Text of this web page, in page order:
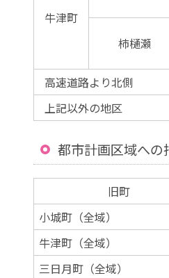
牛津町
柿樋瀬
高速道路より北側
上記以外の地区
都市計画区域への
旧町
小城町（全域）
牛津町（全域）
三日月町（全域）